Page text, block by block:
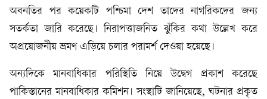
অবনতির পর কয়েকটি পশ্চিমা দেশ তাদের নাগরিকদের জন্য
সতর্কতা জারি করেছে। নিরাপত্তাজনিত ঝুঁকির কথা উল্লেখ করে
অপ্রয়োজনীয় ভ্রমণ এড়িয়ে চলার পরামর্শ দেওয়া হয়েছে।
অন্যদিকে মানবাধিকার পরিস্থিতি নিয়ে উদ্বেগ প্রকাশ করেছে
পাকিস্তানের মানবাধিকার কমিশন। সংস্থাটি জানিয়েছে, ঘটনার প্রকৃত